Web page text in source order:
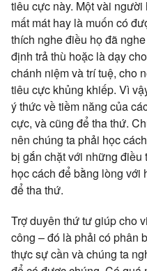
tiêu cực này. Một vài
mất mát hay là muốn có
thích nghe điều họ đã
định trả thù hoặc là dạy
chánh niệm và trí tuệ, cho
tiêu cực khủng khiếp. Vì
ý thức về tiềm năng của
cực, và cũng để tha thứ.
nên chúng ta phải học
bị gắn chặt với những điều
học cách để bằng lòng với
để tha thứ.
Trợ duyên thứ tư giúp cho
công – đó là phải có phân
thực sự cần và chúng ta